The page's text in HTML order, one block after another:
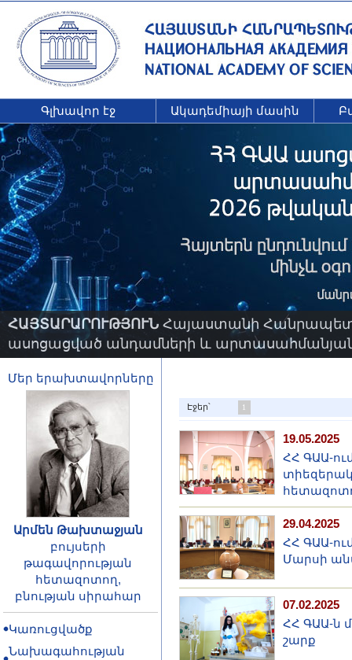
Գլխավոր էջ Ակադեմիայի մասին
ՀԱՅՏԱՐԱՐՈՒԹՅՈՒՆ Հայաստանի
ասոցացված անդամների և արտասահմանյան
Մեր երախտավորները
Արմեն Թախտաջյան
բույսերի
թագավորության
հետազոտող,
բնության սիրահար
Կառուցվածք
Նախագահության
Էջեր՝ 1
19.05.2025
ՀՀ ԳԱԱ-
29.04.2025
ՀՀ ԳԱԱ-
Մարսի
07.02.2025
ՀՀ ԳԱԱ-ն
շարք